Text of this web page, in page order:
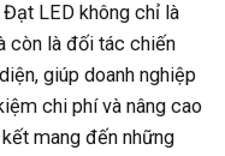
Đạt LED không chỉ là
còn là đối tác chiến
giúp doanh nghiệp
chi phí và nâng cao
mang đến những